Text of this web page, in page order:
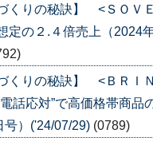
づくりの秘訣】 <ＳＯＶ
定の２.４倍売上（2024
づくりの秘訣】 <ＢＲＩ
電話応対”で高価格帯商品
号）('24/07/29) (0789)